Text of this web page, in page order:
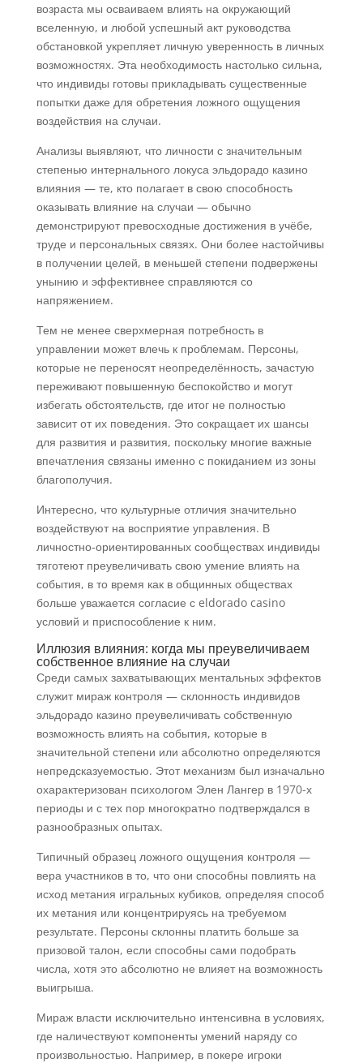
возраста мы осваиваем влиять на окружающий
вселенную, и любой успешный акт руководства
обстановкой укрепляет личную уверенность в личных
возможностях. Эта необходимость настолько сильна,
что индивиды готовы прикладывать существенные
попытки даже для обретения ложного ощущения
воздействия на случаи.
Анализы выявляют, что личности с значительным
степенью интернального локуса эльдорадо казино
влияния — те, кто полагает в свою способность
оказывать влияние на случаи — обычно
демонстрируют превосходные достижения в учёбе,
труде и персональных связях. Они более настойчивы
в получении целей, в меньшей степени подвержены
унынию и эффективнее справляются со
напряжением.
Тем не менее сверхмерная потребность в
управлении может влечь к проблемам. Персоны,
которые не переносят неопределённость, зачастую
переживают повышенную беспокойство и могут
избегать обстоятельств, где итог не полностью
зависит от их поведения. Это сокращает их шансы
для развития и развития, поскольку многие важные
впечатления связаны именно с покиданием из зоны
благополучия.
Интересно, что культурные отличия значительно
воздействуют на восприятие управления. В
личностно-ориентированных сообществах индивиды
тяготеют преувеличивать свою умение влиять на
события, в то время как в общинных обществах
больше уважается согласие с eldorado casino
условий и приспособление к ним.
Иллюзия влияния: когда мы преувеличиваем
собственное влияние на случаи
Среди самых захватывающих ментальных эффектов
служит мираж контроля — склонность индивидов
эльдорадо казино преувеличивать собственную
возможность влиять на события, которые в
значительной степени или абсолютно определяются
непредсказуемостью. Этот механизм был изначально
охарактеризован психологом Элен Лангер в 1970-х
периоды и с тех пор многократно подтверждался в
разнообразных опытах.
Типичный образец ложного ощущения контроля —
вера участников в то, что они способны повлиять на
исход метания игральных кубиков, определяя способ
их метания или концентрируясь на требуемом
результате. Персоны склонны платить больше за
призовой талон, если способны сами подобрать
числа, хотя это абсолютно не влияет на возможность
выигрыша.
Мираж власти исключительно интенсивна в условиях,
где наличествуют компоненты умений наряду со
произвольностью. Например, в покере игроки